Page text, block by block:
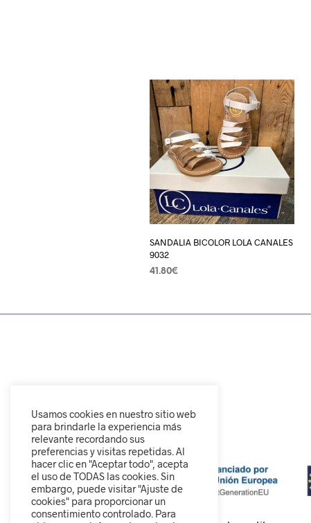
SANDALIA BICOLOR LOLA CANALES
9032
41.80€
Usamos cookies en nuestro sitio web
para brindarle la experiencia más
relevante recordando sus
preferencias y visitas repetidas. Al
hacer clic en "Aceptar todo", acepta
el uso de TODAS las cookies. Sin
embargo, puede visitar "Ajuste de
cookies" para proporcionar un
consentimiento controlado. Para